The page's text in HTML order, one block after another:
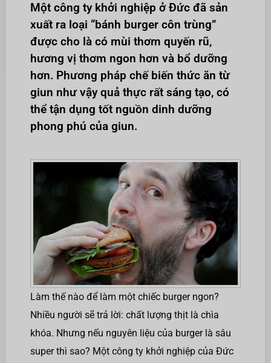
Một công ty khởi nghiệp ở Đức đã sản
xuất ra loại “bánh burger côn trùng”
được cho là có mùi thơm quyến rũ,
hương vị thơm ngon hơn và bổ dưỡng
hơn. Phương pháp chế biến thức ăn từ
giun như vậy quả thực rất sáng tạo, có
thể tận dụng tốt nguồn dinh dưỡng
phong phú của giun.
Làm thế nào để làm một chiếc burger ngon?
Nhiều người sẽ trả lời: chất lượng thịt là chìa
khóa. Nhưng nếu nguyên liệu của burger là sâu
super thì sao? Một công ty khởi nghiệp của Đức